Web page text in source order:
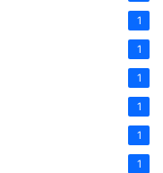
1
1
1
1
1
1